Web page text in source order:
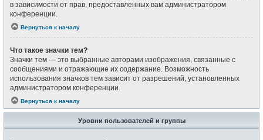
в зависимости от прав, предоставленных вам администратором
конференции.
Вернуться к началу
Что такое значки тем?
Значки тем — это выбранные авторами изображения, связанные с
сообщениями и отражающие их содержание. Возможность
использования значков тем зависит от разрешений, установленных
администратором конференции.
Вернуться к началу
Уровни пользователей и группы